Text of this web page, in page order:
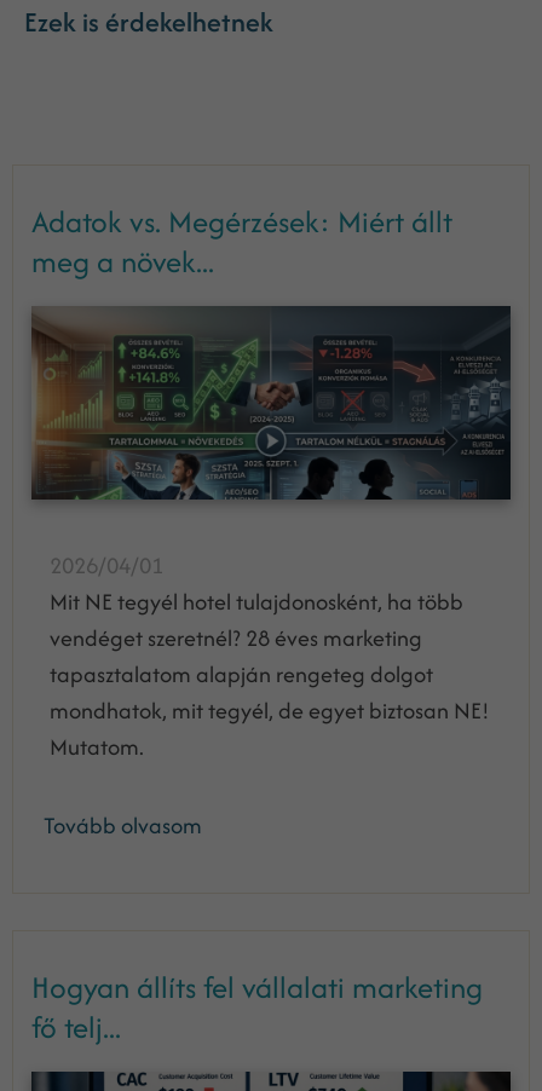
Ezek is érdekelhetnek
Adatok vs. Megérzések: Miért állt
meg a növek...
2026/04/01
Mit NE tegyél hotel tulajdonosként, ha több
vendéget szeretnél? 28 éves marketing
tapasztalatom alapján rengeteg dolgot
mondhatok, mit tegyél, de egyet biztosan NE!
Mutatom.
Tovább olvasom
Hogyan állíts fel vállalati marketing
fő telj...